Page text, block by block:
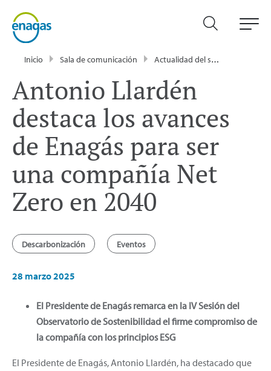
Inicio Sala de comunicación Actualidad del sector energético - Enagás
Antonio Llardén
destaca los avances
de Enagás para ser
una compañía Net
Zero en 2040
Descarbonización Eventos
28 marzo 2025
El Presidente de Enagás remarca en la IV Sesión del
Observatorio de Sostenibilidad el firme compromiso de
la compañía con los principios ESG
El Presidente de Enagás, Antonio Llardén, ha destacado que